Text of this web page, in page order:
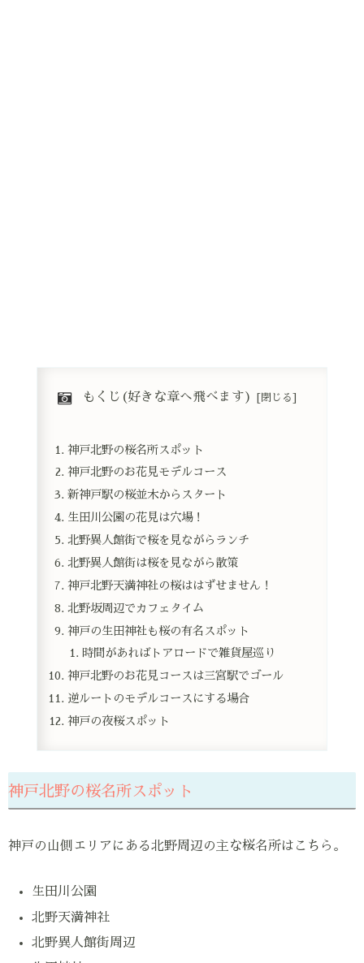
もくじ(好きな章へ飛べます)
神戸北野の桜名所スポット
神戸北野のお花見モデルコース
新神戸駅の桜並木からスタート
生田川公園の花見は穴場！
北野異人館街で桜を見ながらランチ
北野異人館街は桜を見ながら散策
神戸北野天満神社の桜ははずせません！
北野坂周辺でカフェタイム
神戸の生田神社も桜の有名スポット
時間があればトアロードで雑貨屋巡り
神戸北野のお花見コースは三宮駅でゴール
逆ルートのモデルコースにする場合
神戸の夜桜スポット
神戸北野の桜名所スポット
神戸の山側エリアにある北野周辺の主な桜名所はこちら。
生田川公園
北野天満神社
北野異人館街周辺